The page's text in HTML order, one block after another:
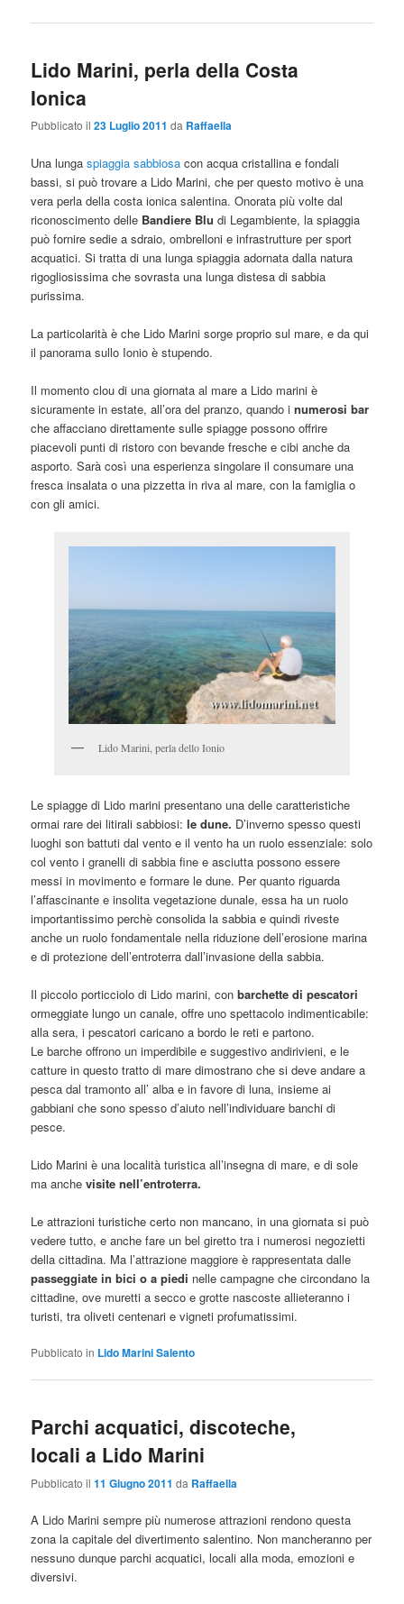
Lido Marini, perla della Costa
Ionica
Pubblicato il23 Luglio 2011 da Raffaella
Una lungaspiaggia sabbiosa con acqua cristallina e fondali
bassi, si può trovare a Lido Marini, che per questo motivo è una
vera perla della costa ionica salentina. Onorata più volte dal
riconoscimento delle Bandiere Blu di Legambiente, la spiaggia
può fornire sedie a sdraio, ombrelloni e infrastrutture per sport
acquatici. Si tratta di una lunga spiaggia adornata dalla natura
rigogliosissima che sovrasta una lunga distesa di sabbia
purissima.
La particolarità è che Lido Marini sorge proprio sul mare, e da qui
il panorama sullo Ionio è stupendo.
Il momento clou di una giornata al mare a Lido marini è
sicuramente in estate, all’ora del pranzo, quando inumerosi bar
che affacciano direttamente sulle spiagge possono offrire
piacevoli punti di ristoro con bevande fresche e cibi anche da
asporto. Sarà così una esperienza singolare il consumare una
fresca insalata o una pizzetta in riva al mare, con la famiglia o
con gli amici.
Lido Marini, perla dello Ionio
Le spiagge di Lido marini presentano una delle caratteristiche
ormai rare dei litirali sabbiosi:le dune. D’inverno spesso questi
luoghi son battuti dal vento e il vento ha un ruolo essenziale: solo
col vento i granelli di sabbia fine e asciutta possono essere
messi in movimento e formare le dune. Per quanto riguarda
l’affascinante e insolita vegetazione dunale, essa ha un ruolo
importantissimo perchè consolida la sabbia e quindi riveste
anche un ruolo fondamentale nella riduzione dell’erosione marina
e di protezione dell’entroterra dall’invasione della sabbia.
Il piccolo porticciolo di Lido marini, conbarchette di pescatori
ormeggiate lungo un canale, offre uno spettacolo indimenticabile:
alla sera, i pescatori caricano a bordo le reti e partono.
Le barche offrono un imperdibile e suggestivo andirivieni, e le
catture in questo tratto di mare dimostrano che si deve andare a
pesca dal tramonto all’ alba e in favore di luna, insieme ai
gabbiani che sono spesso d’aiuto nell’individuare banchi di
pesce.
Lido Marini è una località turistica all’insegna di mare, e di sole
ma anchevisite nell’entroterra.
Le attrazioni turistiche certo non mancano, in una giornata si può
vedere tutto, e anche fare un bel giretto tra i numerosi negozietti
della cittadina. Ma l’attrazione maggiore è rappresentata dalle
passeggiate in bici o a piedi nelle campagne che circondano la
cittadine, ove muretti a secco e grotte nascoste allieteranno i
turisti, tra oliveti centenari e vigneti profumatissimi.
Pubblicato in Lido Marini Salento
Parchi acquatici, discoteche,
locali a Lido Marini
Pubblicato il11 Giugno 2011 da Raffaella
A Lido Marini sempre più numerose attrazioni rendono questa
zona la capitale del divertimento salentino. Non mancheranno per
nessuno dunque parchi acquatici, locali alla moda, emozioni e
diversivi.